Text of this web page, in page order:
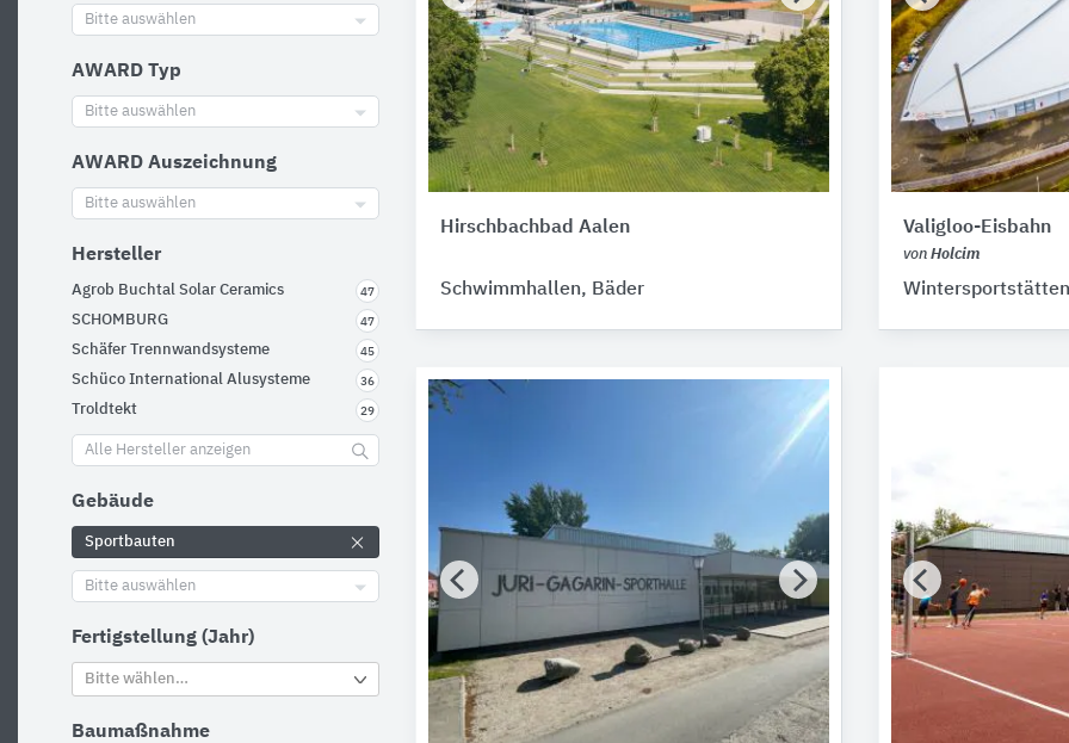
Bitte auswählen
AWARD Typ
Bitte auswählen
AWARD Auszeichnung
Bitte auswählen
Hersteller
Agrob Buchtal Solar Ceramics 47
SCHOMBURG 47
Schäfer Trennwandsysteme 45
Schüco International Alusysteme 36
Troldtekt 29
Alle Hersteller anzeigen
Gebäude
Sportbauten
Bitte auswählen
Fertigstellung (Jahr)
Bitte wählen…
Baumaßnahme
Hirschbachbad Aalen
Schwimmhallen, Bäder
Valigloo-Eisbahn
von Holcim
Wintersportstätten